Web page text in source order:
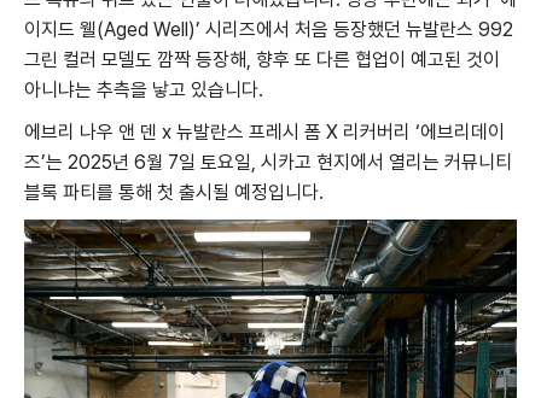
이지드 웰(Aged Well)’ 시리즈에서 처음 등장했던 뉴발란스 992
그린 컬러 모델도 깜짝 등장해, 향후 또 다른 협업이 예고된 것이
아니냐는 추측을 낳고 있습니다.
에브리 나우 앤 덴 x 뉴발란스 프레시 폼 X 리커버리 ‘에브리데이
즈’는 2025년 6월 7일 토요일, 시카고 현지에서 열리는 커뮤니티
블록 파티를 통해 첫 출시될 예정입니다.